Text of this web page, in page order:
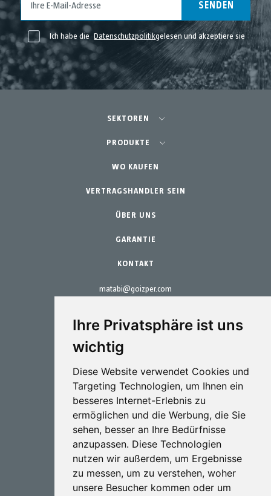
Ihre Privatsphäre ist uns
wichtig
Diese Website verwendet Cookies und
Targeting Technologien, um Ihnen ein
besseres Internet-Erlebnis zu
ermöglichen und die Werbung, die Sie
sehen, besser an Ihre Bedürfnisse
anzupassen. Diese Technologien
nutzen wir außerdem, um Ergebnisse
zu messen, um zu verstehen, woher
unsere Besucher kommen oder um
SENDEN
Ich habe die Datenschutzpolitikgelesen und akzeptiere sie
matabi@goizper.com
Sprütechnik
Biotechnologie
Industriel
SEKTOREN
Landwirtschaft - Obst- und Gemüseanbau
Schrebergarten
Professioneller Gartenbau
Gartenbau & Heim
PRODUKTE
Teams
Zubehör
Ersatzteile
Wartungs-Kits
WO KAUFEN
VERTRAGSHANDLER SEIN
ÜBER UNS
GARANTIE
KONTAKT
Antigua, 4
20577 Antzuola (Gipuzkoa)